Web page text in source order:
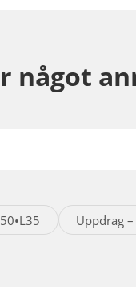
något
Uppdrag –